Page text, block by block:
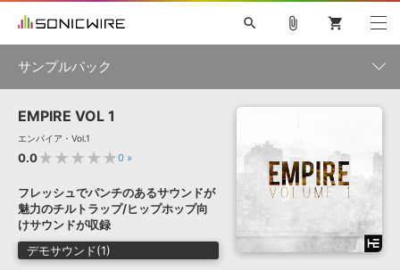
ソフト音源 »
プラグイン・エフェクト »
サンプルパック »
キャンペーン »
特集 »
製品サポート情報 »
search
初音ミク NT
KAITO V3
SPITFIRE AUDIO
VIENNA
EZ DRUMMER 3
ライセンスフリーBGM
サンプルパックを試そう
ボーカル抜き出し
DUBSTEP
ELECTRONICA
EDM TRANCE
attach_file shopping_cart
サンプルパック
製品一覧
ジャンル
メーカー
EMPIRE VOL 1
エンパイア・Vol.1
0.0★★★★★0 »
フレッシュでパンチのあるサウンドが
魅力のチルトラップ/ヒップホップ向
けサウンドが収録
デモサウンド(1)